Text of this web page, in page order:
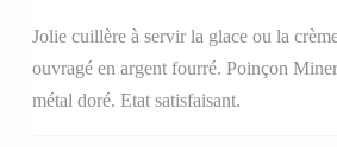
Jolie cuillère à servir la glace ou la
ouvragé en argent fourré. Poinçon
métal doré. Etat satisfaisant.